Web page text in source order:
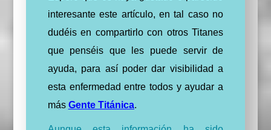
interesante este artículo, en tal caso no
dudéis en compartirlo con otros Titanes
que penséis que les puede servir de
ayuda, para así poder dar visibilidad a
esta enfermedad entre todos y ayudar a
más Gente Titánica.